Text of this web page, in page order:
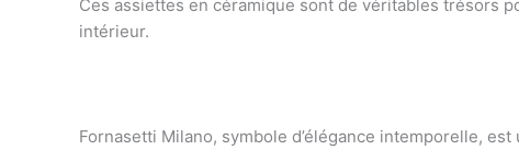
Ces assiettes en céramique sont de véritables trésors
intérieur.
Fornasetti Milano, symbole d’élégance intemporelle,